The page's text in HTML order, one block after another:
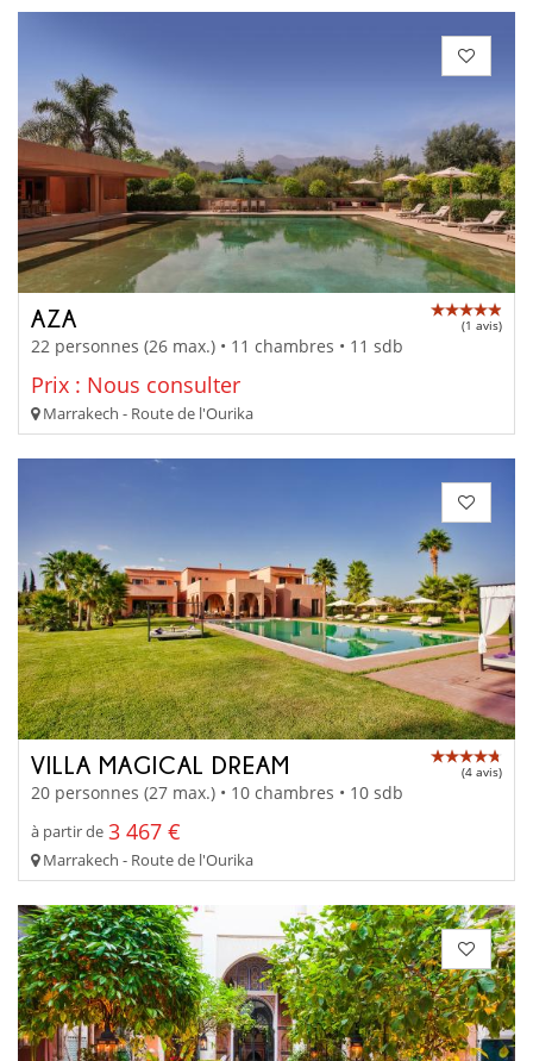
AZA (1 avis)
22 personnes (26 max.) • 11 chambres • 11 sdb
Prix : Nous consulter
Marrakech - Route de l'Ourika
VILLA MAGICAL DREAM (4 avis)
20 personnes (27 max.) • 10 chambres • 10 sdb
à partir de 3 467 €
Marrakech - Route de l'Ourika